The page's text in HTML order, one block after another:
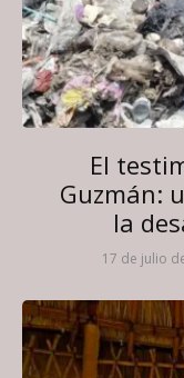
El
Guzmán:
la
17 de julio